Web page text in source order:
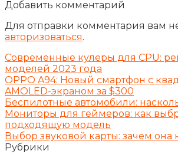
Добавить комментарий
Для отправки комментария вам
авторизоваться.
Современные кулеры для CPU:
моделей 2023 года
OPPO A94: Новый смартфон с
AMOLED-экраном за $300
Беспилотные автомобили:
Мониторы для геймеров: как
подходящую модель
Выбор звуковой карты: зачем
Рубрики